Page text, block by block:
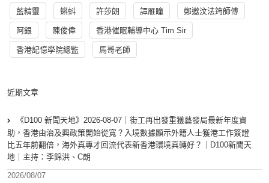
藍精靈 蝌蚪 許莎朗 譚雁瞳 鄭遨汶法筠師傅
阿銀 陳俊偉 香港催眠輔導中心 Tim Sir
香港記憶學院總監 馬哥老師
近期文章
《D100 新聞天地》2026-08-07｜街工再出發重獲藝發局最新年度資
助，香港由治及興政策開始從寬？入境數據顯示外籍人士獲港工作簽證
比五年前翻倍，海外真專才回流代表新香港環境真轉好？｜D100新聞天
地｜主持：李錦洪、C朗
2026/08/07